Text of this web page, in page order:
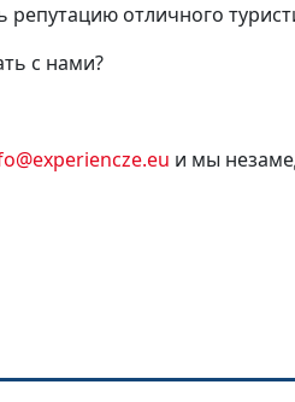
отличного
с нами?
и мы